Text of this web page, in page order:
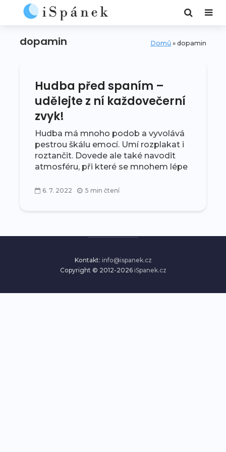
dopamin Domů » dopamin
Hudba před spaním –
udělejte z ní každovečerní
zvyk!
Hudba má mnoho podob a vyvolává
pestrou škálu emocí. Umí rozplakat i
roztančit. Dovede ale také navodit
atmosféru, při které se mnohem lépe
spánkové hygieny by měl mít každý
6. 7. 2022 5 min čtení
Kontakt: info@ispanek.cz
Copyright © 2012-2026 iSpanek.cz